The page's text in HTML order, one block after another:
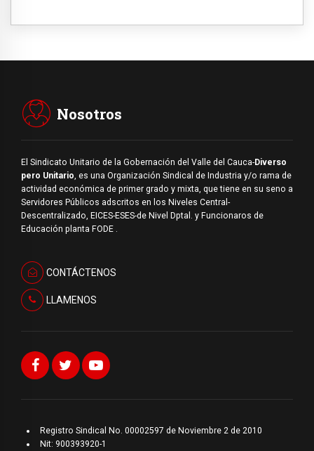
Nosotros
El Sindicato Unitario de la Gobernación del Valle del Cauca-Diverso
pero Unitario, es una Organización Sindical de Industria y/o rama de
actividad económica de primer grado y mixta, que tiene en su seno a
Servidores Públicos adscritos en los Niveles Central-
Descentralizado, EICES-ESES-de Nivel Dptal. y Funcionaros de
Educación planta FODE .
CONTÁCTENOS
LLAMENOS
Registro Sindical No. 00002597 de Noviembre 2 de 2010
Nit: 900393920-1